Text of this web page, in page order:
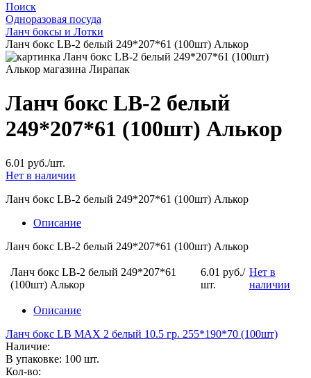
Поиск
Одноразовая посуда
Ланч боксы и Лотки
Ланч бокс LB-2 белый 249*207*61 (100шт) Алькор
Ланч бокс LB-2 белый
249*207*61 (100шт) Алькор
6.01 руб./шт.
Нет в наличии
Ланч бокс LB-2 белый 249*207*61 (100шт) Алькор
Описание
Ланч бокс LB-2 белый 249*207*61 (100шт) Алькор
Ланч бокс LB-2 белый 249*207*61
(100шт) Алькор
6.01 руб./
шт.
Нет в
наличии
Описание
Ланч бокс LB MAX 2 белый 10.5 гр. 255*190*70 (100шт)
Наличие:
В упаковке: 100 шт.
Кол-во: